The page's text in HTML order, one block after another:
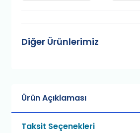
Diğer Ürünlerimiz
Ürün Açıklaması
Taksit Seçenekleri